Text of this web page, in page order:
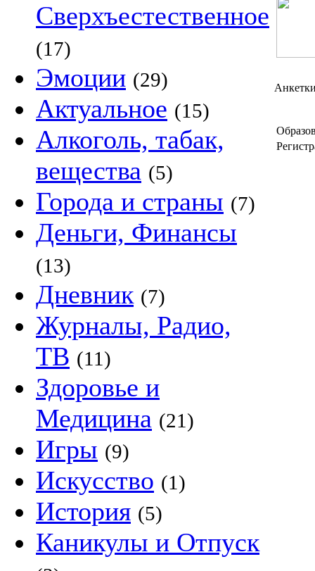
Сверхъестественное
(17)
Эмоции (29)
Актуальное (15)
Алкоголь, табак,
вещества (5)
Города и страны (7)
Деньги, Финансы
(13)
Дневник (7)
Журналы, Радио,
ТВ (11)
Здоровье и
Медицина (21)
Игры (9)
Искусство (1)
История (5)
Каникулы и Отпуск